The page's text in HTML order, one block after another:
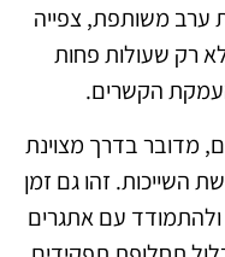
ערב משותפת, צפייה
רק שעולות פחות
הקשרים.
מדובר בדרך מצוינת
השייכות. זהו גם זמן
ולהתמודד עם אתגרים